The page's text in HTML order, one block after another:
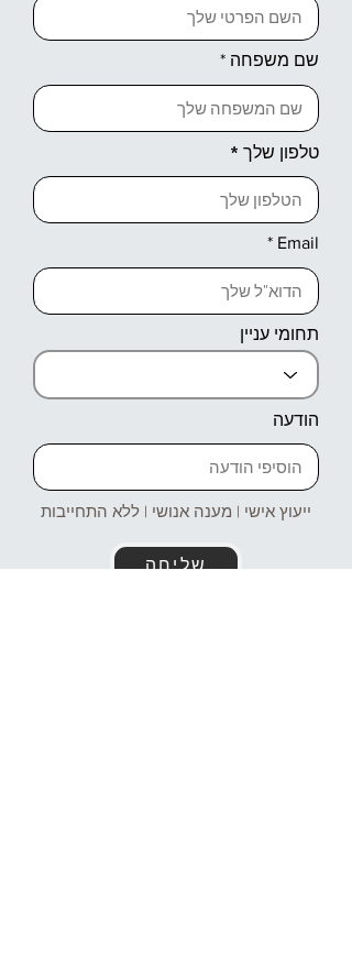
שם משפחה
טלפון שלך
Email
תחומי עניין
הודעה
ייעוץ אישי | מענה אנושי | ללא התחייבות
שליחה